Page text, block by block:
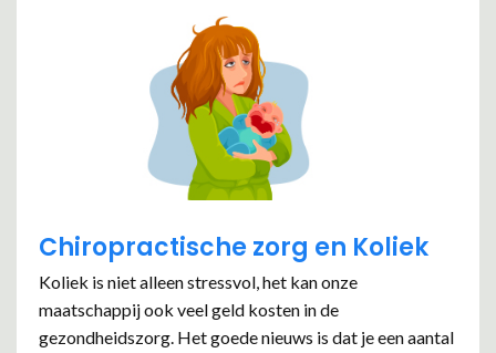
Chiropractische zorg en Koliek
Koliek is niet alleen stressvol, het kan onze
maatschappij ook veel geld kosten in de
gezondheidszorg. Het goede nieuws is dat je een aantal